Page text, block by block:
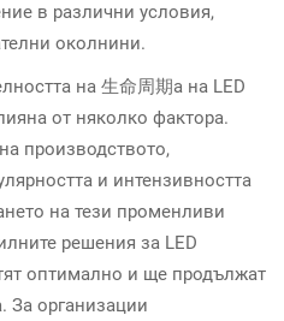
в различни условия,
околнини.
на 生命周期а на LED
от няколко фактора.
производството,
и интензивността
на тези променливи
решения за LED
оптимално и ще продължат
За организации